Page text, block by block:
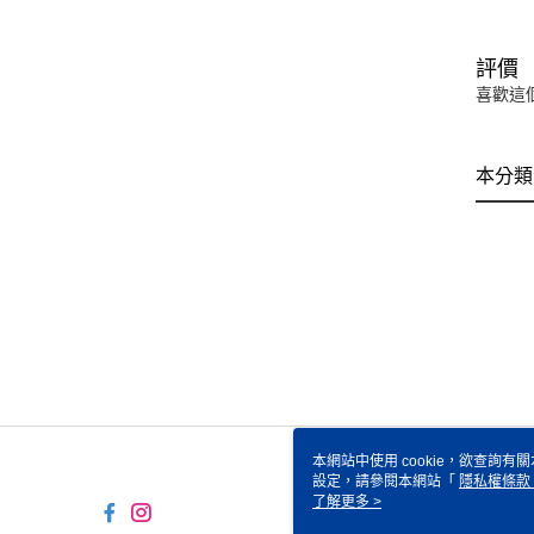
評價
喜歡這
本分
本網站中使用 cookie，欲查詢有
設定，請參閱本網站「 隱私權條款
使用 cookie。
了解更多 >